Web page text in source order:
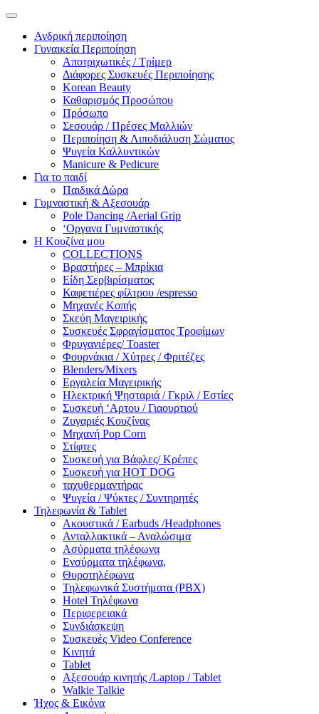
Ανδρική περιποίηση
Γυναικεία Περιποίηση
Αποτριχωτικές / Τρίμερ
Διάφορες Συσκευές Περιποίησης
Korean Beauty
Καθαρισμός Προσώπου
Πρόσωπο
Σεσουάρ / Πρέσες Μαλλιών
Περιποίηση & Λιποδιάλυση Σώματος
Ψυγεία Καλλυντικών
Manicure & Pedicure
Για το παιδί
Παιδικά Δώρα
Γυμναστική & Αξεσουάρ
Pole Dancing /Aerial Grip
‘Οργανα Γυμναστικής
Η Κουζίνα μου
COLLECTIONS
Βραστήρες – Μπρίκια
Είδη Σερβιρίσματος
Καφετιέρες φίλτρου /espresso
Μηχανές Κοπής
Σκεύη Μαγειρικής
Συσκευές Σφραγίσματος Τροφίμων
Φρυγανιέρες/ Toaster
Φουρνάκια / Χύτρες / Φριτέζες
Blenders/Mixers
Εργαλεία Μαγειρικής
Ηλεκτρική Ψησταριά / Γκριλ / Eστίες
Συσκευή ‘Αρτου / Γιαουρτιού
Ζυγαριές Κουζίνας
Μηχανή Pop Corn
Στίφτες
Συσκευή για Βάφλες/ Κρέπες
Συσκευή για HOT DOG
ταχυθερμαντήρας
Ψυγεία / Ψύκτες / Συντηρητές
Τηλεφωνία & Tablet
Ακουστικά / Earbuds /Headphones
Ανταλλακτικά – Αναλώσιμα
Ασύρματα τηλέφωνα
Ενσύρματα τηλέφωνα,
Θυροτηλέφωνα
Τηλεφωνικά Συστήματα (PBX)
Hotel Τηλέφωνα
Περιφερειακά
Συνδιάσκεψη
Συσκευές Video Conference
Κινητά
Tablet
Αξεσουάρ κινητής /Laptop / Tablet
Walkie Talkie
Ήχος & Εικόνα